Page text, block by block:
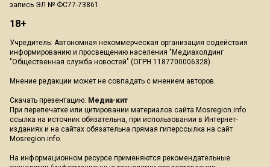
запись ЭЛ № ФС77-73861.
18+
Учредитель: Автономная некоммерческая организация содействия
информированию и просвещению населения "Медиахолдинг
"Общественная служба новостей" (ОГРН 1187700006328).
Мнение редакции может не совпадать с мнением авторов.
Скачать презентацию: Медиа-кит
При перепечатке или цитировании материалов сайта Mosregion.info
ссылка на источник обязательна, при использовании в Интернет-
изданиях и на сайтах обязательна прямая гиперссылка на сайт
Mosregion.info.
На информационном ресурсе применяются рекомендательные